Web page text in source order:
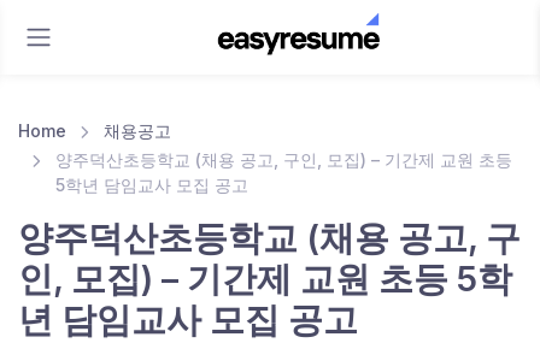
Home
채용공고
양주덕산초등학교 (채용 공고, 구인, 모집) – 기간제 교원 초등
5학년 담임교사 모집 공고
양주덕산초등학교 (채용 공고, 구
인, 모집) – 기간제 교원 초등 5학
년 담임교사 모집 공고